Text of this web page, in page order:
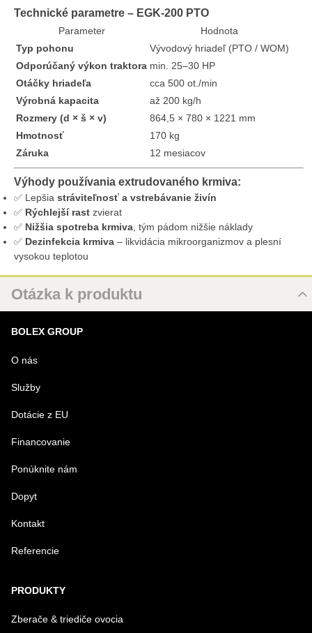
Technické parametre – EGK-200 PTO
Parameter
Hodnota
Typ pohonu
Vývodový hriadeľ (PTO / WOM)
Odporúčaný výkon traktora min. 25–30 HP
Otáčky hriadeľa
cca 500 ot./min
Výrobná kapacita
až 200 kg/h
Rozmery (d × š × v)
864,5 × 780 × 1221 mm
Hmotnosť
170 kg
Záruka
12 mesiacov
Výhody používania extrudovaného krmiva:
✅ Lepšia stráviteľnosť a vstrebávanie živín
✅ Rýchlejší rast zvierat
✅ Nižšia spotreba krmiva , tým pádom nižšie náklady
✅ Dezinfekcia krmiva – likvidácia mikroorganizmov a plesní
vysokou teplotou
Otázka k produktu
MENO
VÁŠ E-MAIL
VAŠA OTÁZKA K PRODUKTU
Odoslať
BOLEX GROUP
O nás
Služby
Dotácie z EU
Financovanie
Ponúknite nám
Dopyt
Kontakt
Referencie
PRODUKTY
Zberače & triediče ovocia